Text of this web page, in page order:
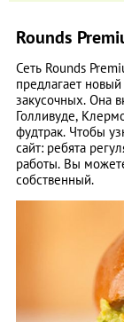
Rounds
Сеть Rounds
предлагает
закусочных. Она
Голливуде,
фудтрак. Чтобы
сайт: ребята
работы. Вы
собственный.